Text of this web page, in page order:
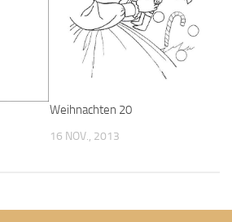
Weihnachten 20
16 NOV., 2013